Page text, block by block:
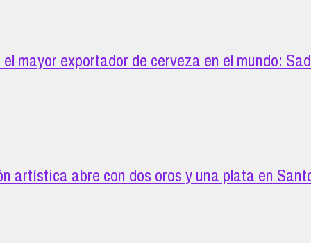
mayor exportador de cerveza en el mundo:
artística abre con dos oros y una plata en